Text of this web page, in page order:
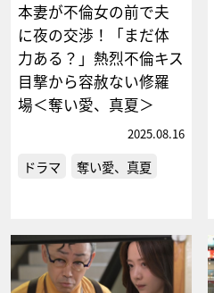
本妻が不倫女の前で夫
に夜の交渉！「まだ体
力ある？」熱烈不倫キス
目撃から容赦ない修羅
場＜奪い愛、真夏＞
2025.08.16
ドラマ 奪い愛、真夏